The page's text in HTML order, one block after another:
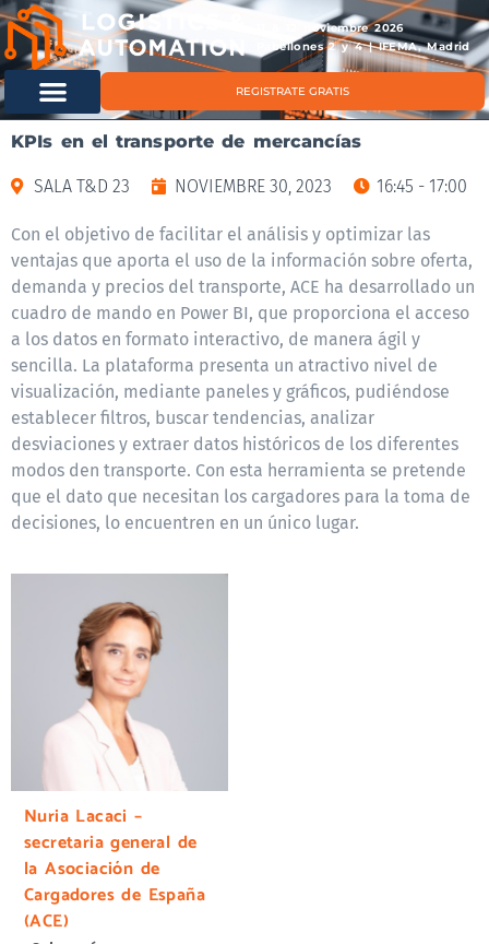
11 & 12 noviembre 2026
Pabellones 2 y 4 | IFEMA, Madrid
REGISTRATE GRATIS
KPIs en el transporte de mercancías
SALA T&D 23 NOVIEMBRE 30, 2023 16:45 - 17:00
Con el objetivo de facilitar el análisis y optimizar las
ventajas que aporta el uso de la información sobre oferta,
demanda y precios del transporte, ACE ha desarrollado un
cuadro de mando en Power BI, que proporciona el acceso
a los datos en formato interactivo, de manera ágil y
sencilla. La plataforma presenta un atractivo nivel de
visualización, mediante paneles y gráficos, pudiéndose
establecer filtros, buscar tendencias, analizar
desviaciones y extraer datos históricos de los diferentes
modos den transporte. Con esta herramienta se pretende
que el dato que necesitan los cargadores para la toma de
decisiones, lo encuentren en un único lugar.
Nuria Lacaci –
secretaria general de
la Asociación de
Cargadores de España
(ACE)